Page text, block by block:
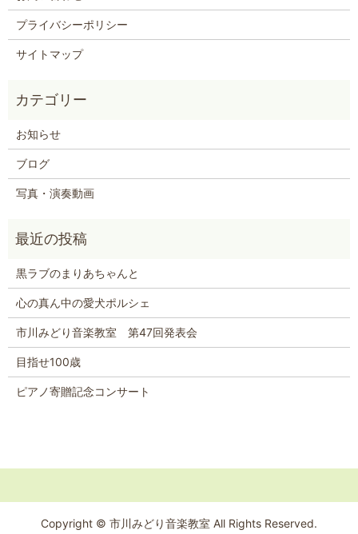
プライバシーポリシー
サイトマップ
お知らせ
ブログ
写真・演奏動画
黒ラブのまりあちゃんと
心の真ん中の愛犬ポルシェ
市川みどり音楽教室 第47回発表会
目指せ100歳
ピアノ寄贈記念コンサート
Copyright © 市川みどり音楽教室 All Rights Reserved.